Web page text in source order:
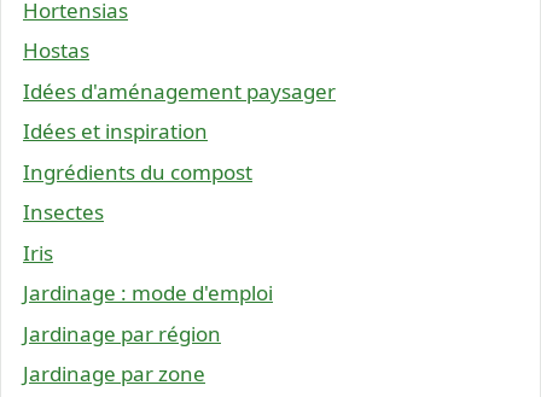
Hortensias
Hostas
Idées d'aménagement paysager
Idées et inspiration
Ingrédients du compost
Insectes
Iris
Jardinage : mode d'emploi
Jardinage par région
Jardinage par zone